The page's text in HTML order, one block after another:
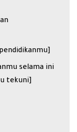
selama ini
tekuni]